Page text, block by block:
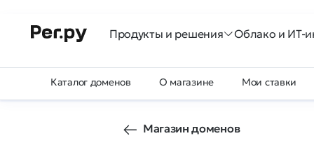
Продукты и решения Облако и ИТ-
Каталог доменов О магазине Мои ставки
Магазин доменов